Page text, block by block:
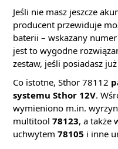
Jeśli nie masz jeszcze
producent przewiduje
baterii – wskazany
jest to wygodne
zestaw, jeśli posiadasz
Co istotne, Sthor 78112
systemu Sthor 12V.
wymieniono m.in.
multitool 78123, a także
uchwytem 78105 i inne